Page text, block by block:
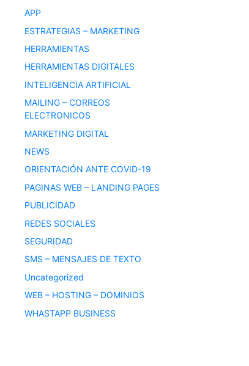
APP
ESTRATEGIAS – MARKETING
HERRAMIENTAS
HERRAMIENTAS DIGITALES
INTELIGENCIA ARTIFICIAL
MAILING – CORREOS
ELECTRONICOS
MARKETING DIGITAL
NEWS
ORIENTACIÓN ANTE COVID-19
PAGINAS WEB – LANDING PAGES
PUBLICIDAD
REDES SOCIALES
SEGURIDAD
SMS – MENSAJES DE TEXTO
Uncategorized
WEB – HOSTING – DOMINIOS
WHASTAPP BUSINESS